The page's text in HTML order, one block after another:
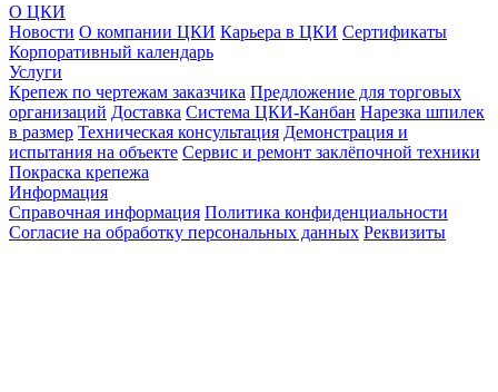
О ЦКИ
Новости О компании ЦКИ Карьера в ЦКИ Сертификаты
Корпоративный календарь
Услуги
Крепеж по чертежам заказчика Предложение для торговых
организаций Доставка Система ЦКИ-Канбан Нарезка шпилек
в размер Техническая консультация Демонстрация и
испытания на объекте Сервис и ремонт заклёпочной техники
Покраска крепежа
Информация
Справочная информация Политика конфиденциальности
Согласие на обработку персональных данных Реквизиты